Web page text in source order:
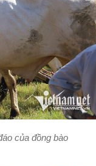
của đồng bào